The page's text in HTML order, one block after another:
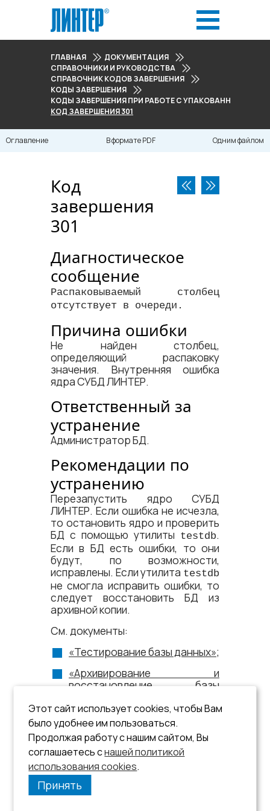
ГЛАВНАЯ
ДОКУМЕНТАЦИЯ
СПРАВОЧНИКИ И РУКОВОДСТВА
СПРАВОЧНИК КОДОВ ЗАВЕРШЕНИЯ
КОДЫ ЗАВЕРШЕНИЯ
КОДЫ ЗАВЕРШЕНИЯ ПРИ РАБОТЕ С УПАКОВАННЫМИ
КОД ЗАВЕРШЕНИЯ 301
Оглавление В формате PDF Одним файлом
Код
завершения
301
Диагностическое
сообщение
Распаковываемый столбец
отсутствует в очереди.
Причина ошибки
Не найден столбец,
определяющий распаковку
значения. Внутренняя ошибка
ядра СУБД ЛИНТЕР.
Ответственный за
устранение
Администратор БД.
Рекомендации по
устранению
Перезапустить ядро СУБД
ЛИНТЕР. Если ошибка не исчезла,
то остановить ядро и проверить
БД с помощью утилиты testdb.
Если в БД есть ошибки, то они
будут, по возможности,
исправлены. Если утилита testdb
не смогла исправить ошибки, то
следует восстановить БД из
архивной копии.
См. документы:
«Тестирование базы данных»;
«Архивирование и
восстановление базы
«Запуск и останов СУБД
ЛИНТЕР в среде ОС Linux»или
«Запуск и останов СУБД
ЛИНТЕР в среде ОС
Windows».
Этот сайт использует cookies, чтобы Вам
было удобнее им пользоваться.
Продолжая работу с нашим сайтом, Вы
соглашаетесь снашей политикой
использования cookies.
Принять